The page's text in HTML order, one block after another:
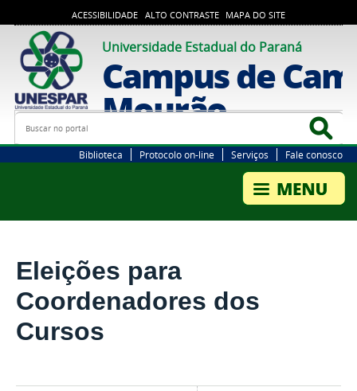
ACESSIBILIDADE ALTO CONTRASTE MAPA DO SITE
Universidade Estadual do Paraná
Campus de
Mourão
Busca
Biblioteca Protocolo on-line Serviços Fale conosco
Eleições para
Coordenadores dos
Cursos